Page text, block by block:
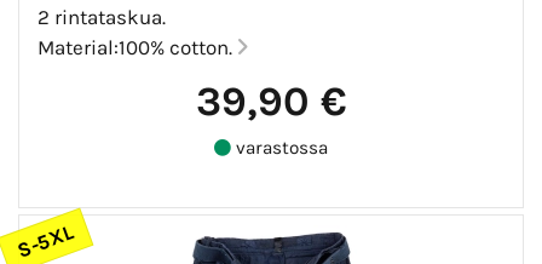
2 rintataskua.
Material:100% cotton.
39,90 €
varastossa
S-5XL